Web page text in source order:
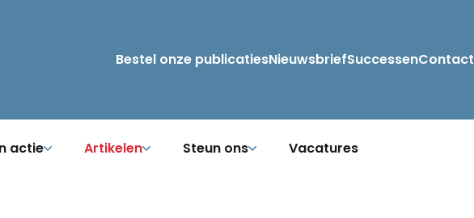
Bestel onze publicatiesNieuwsbriefSuccessenContact
actie Artikelen Steun ons Vacatures